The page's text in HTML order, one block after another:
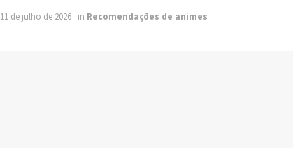
11 de julho de 2026 in Recomendações de animes